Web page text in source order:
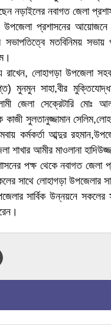
নড়াইলের নবাগত জেলা
উপজেলা প্রশাসনের
সভাপতিত্বে মতবিনিময়
লোহাগড়া উপজেলা
মুনমুন সাহা,বীর
জেলা সেক্রেটারি
কাজী সুলতানুজ্জামান
কর্মকর্তা আব্দুর
শাখার আমীর মাওলানা
পক্ষ থেকে নবাগত জেলা
সাথে লোহাগড়া উপজেলার
সার্বিক উন্নয়নে